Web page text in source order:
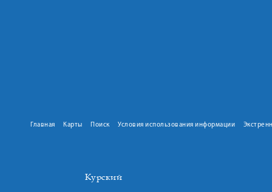
Главная Карты Поиск Условия использования информации
Курский